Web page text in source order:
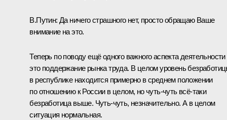
В.Путин: Да ничего страшного нет, просто обращаю Ваше
внимание на это.
Теперь по поводу ещё одного важного аспекта деятельности
это поддержание рынка труда. В целом уровень
в республике находится примерно в среднем положении
по отношению к России в целом, но чуть-чуть всё-таки
безработица выше. Чуть-чуть, незначительно. А в целом
ситуация нормальная.